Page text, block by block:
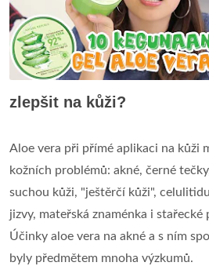
zlepšit na kůži?
Aloe vera při přímé aplikaci na kůži
kožních problémů: akné, černé
suchou kůži, "ještěrčí kůži",
jizvy, mateřská znaménka i stařecké
Účinky aloe vera na akné a s ním
byly předmětem mnoha výzkumů.